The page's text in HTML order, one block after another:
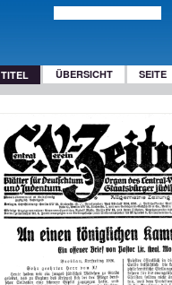
TITEL ÜBERSICHT SEITE